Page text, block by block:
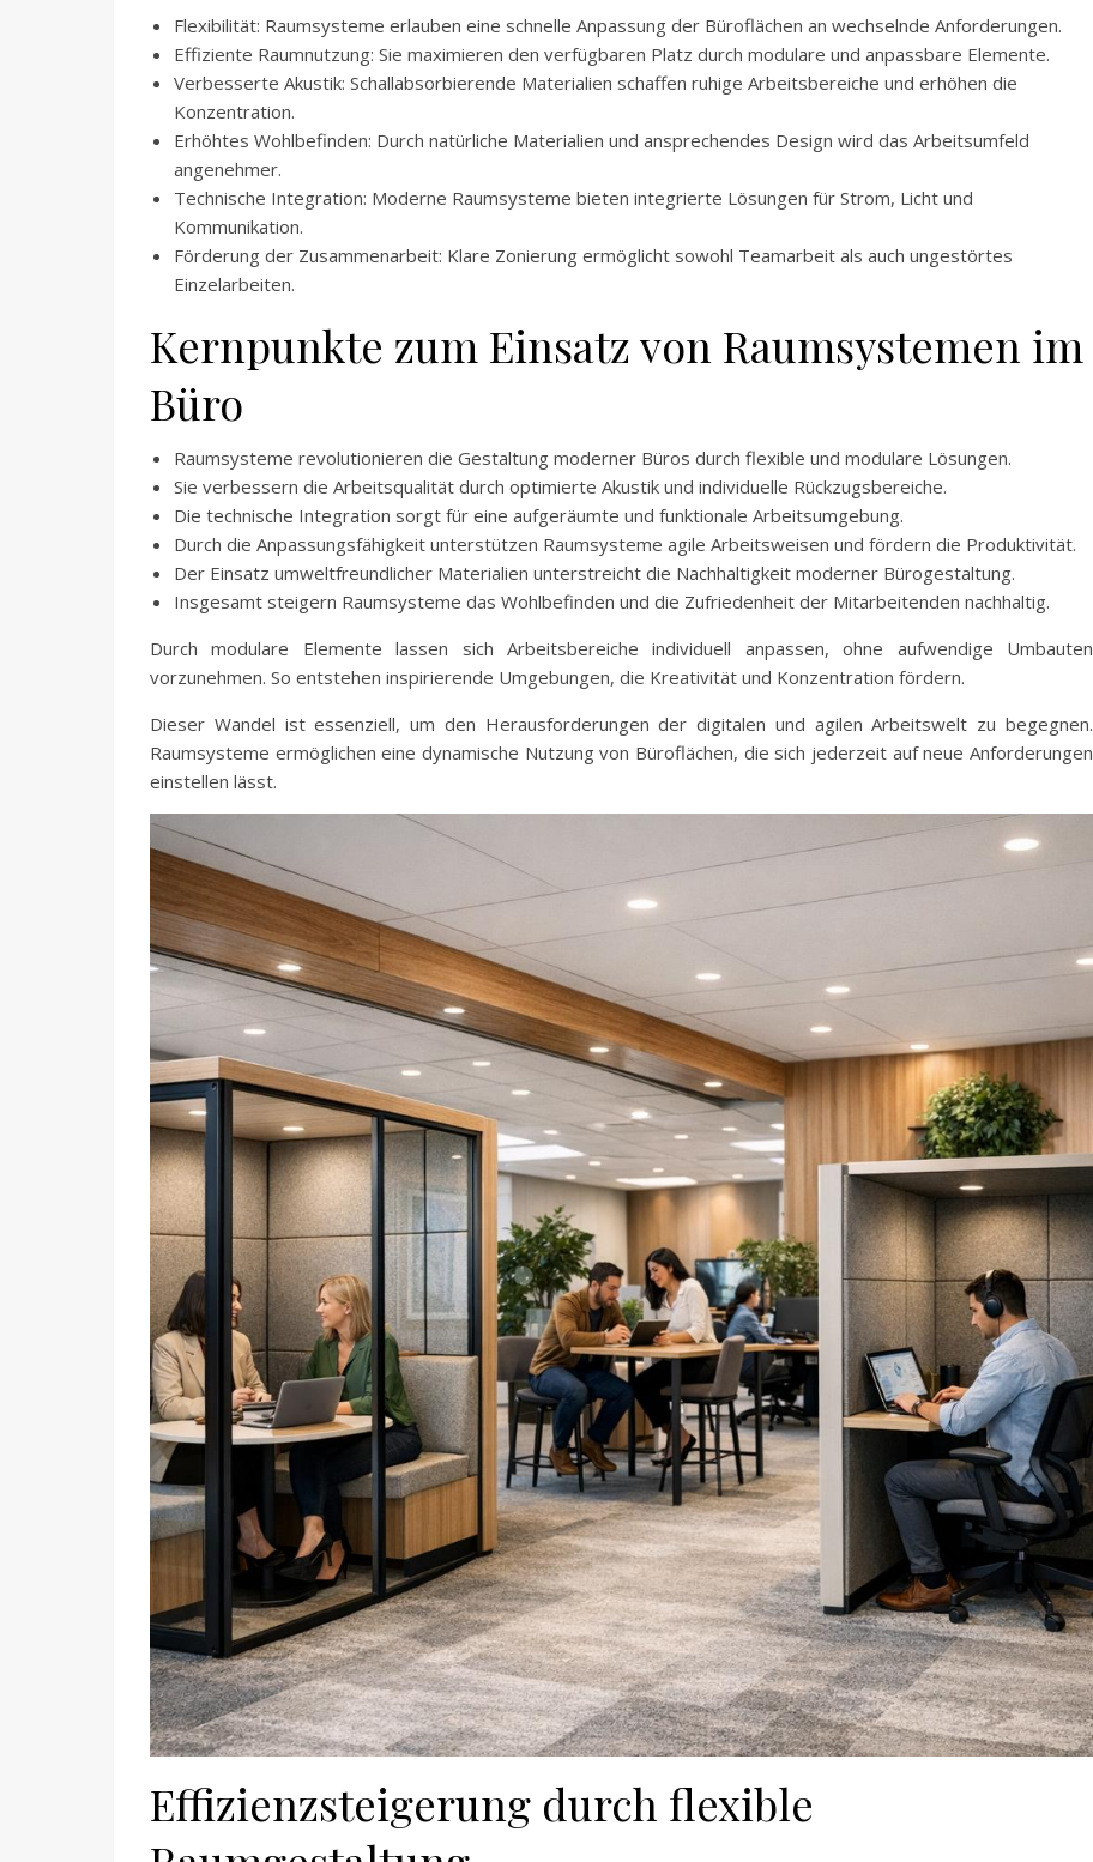
Flexibilität: Raumsysteme erlauben eine schnelle Anpassung der Büroflächen an wechselnde Anforderungen.
Effiziente Raumnutzung: Sie maximieren den verfügbaren Platz durch modulare und anpassbare Elemente.
Verbesserte Akustik: Schallabsorbierende Materialien schaffen ruhige Arbeitsbereiche und erhöhen die
Konzentration.
Erhöhtes Wohlbefinden: Durch natürliche Materialien und ansprechendes Design wird das Arbeitsumfeld
angenehmer.
Technische Integration: Moderne Raumsysteme bieten integrierte Lösungen für Strom, Licht und
Kommunikation.
Förderung der Zusammenarbeit: Klare Zonierung ermöglicht sowohl Teamarbeit als auch ungestörtes
Einzelarbeiten.
Kernpunkte zum Einsatz von Raumsystemen im
Büro
Raumsysteme revolutionieren die Gestaltung moderner Büros durch flexible und modulare Lösungen.
Sie verbessern die Arbeitsqualität durch optimierte Akustik und individuelle Rückzugsbereiche.
Die technische Integration sorgt für eine aufgeräumte und funktionale Arbeitsumgebung.
Durch die Anpassungsfähigkeit unterstützen Raumsysteme agile Arbeitsweisen und fördern die Produktivität.
Der Einsatz umweltfreundlicher Materialien unterstreicht die Nachhaltigkeit moderner Bürogestaltung.
Insgesamt steigern Raumsysteme das Wohlbefinden und die Zufriedenheit der Mitarbeitenden nachhaltig.
Durch modulare Elemente lassen sich Arbeitsbereiche individuell anpassen, ohne aufwendige Umbauten
vorzunehmen. So entstehen inspirierende Umgebungen, die Kreativität und Konzentration fördern.
Dieser Wandel ist essenziell, um den Herausforderungen der digitalen und agilen Arbeitswelt zu begegnen.
Raumsysteme ermöglichen eine dynamische Nutzung von Büroflächen, die sich jederzeit auf neue Anforderungen
einstellen lässt.
Effizienzsteigerung durch flexible